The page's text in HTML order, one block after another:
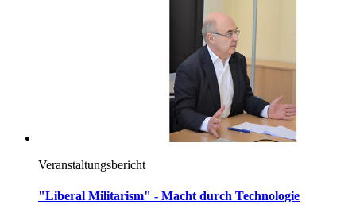
Veranstaltungsbericht
"Liberal Militarism" - Macht durch Technologie